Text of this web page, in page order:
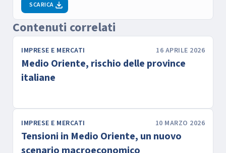
SCARICA
Contenuti correlati
IMPRESE E MERCATI 16 APRILE 2026
Medio Oriente, rischio delle province
italiane
IMPRESE E MERCATI 10 MARZO 2026
Tensioni in Medio Oriente, un nuovo